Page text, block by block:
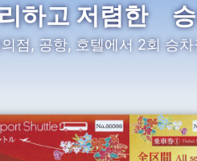
하고 저렴한
점, 공항, 호텔에서 2회 승